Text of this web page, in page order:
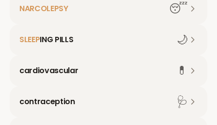
NARCOLEPSY 😴
SLEEPING PILLS 🌙
cardiovascular 💊
contraception
🩺